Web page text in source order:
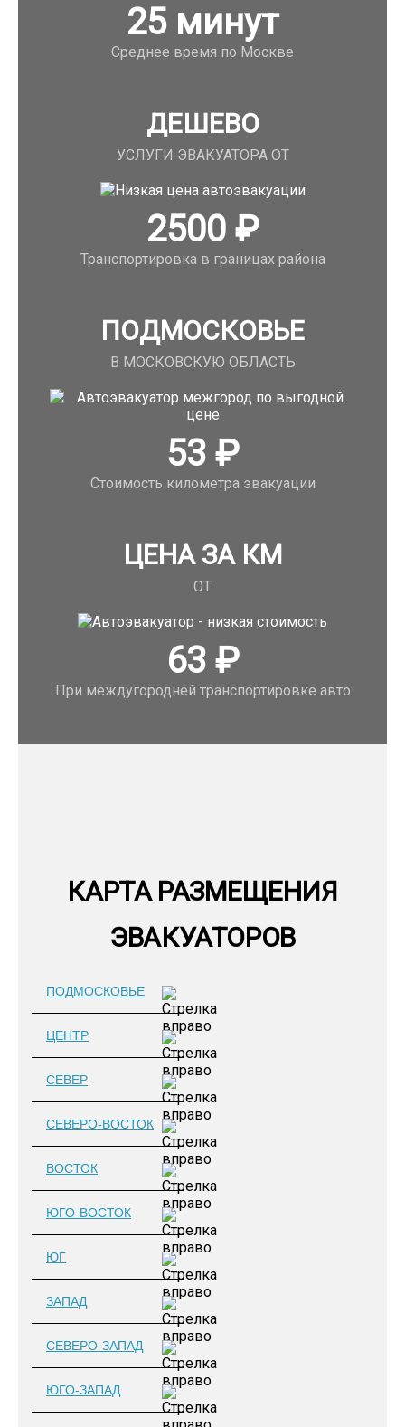
25минут
Среднее время по Москве
ДЕШЕВО
УСЛУГИ ЭВАКУАТОРА ОТ
2500₽
Транспортировка в границах района
ПОДМОСКОВЬЕ
В МОСКОВСКУЮ ОБЛАСТЬ
53₽
Стоимость километра эвакуации
ЦЕНА ЗА КМ
ОТ
63₽
При междугородней транспортировке авто
КАРТА РАЗМЕЩЕНИЯ
ЭВАКУАТОРОВ
ПОДМОСКОВЬЕ
ЦЕНТР
СЕВЕР
СЕВЕРО-ВОСТОК
ВОСТОК
ЮГО-ВОСТОК
ЮГ
ЗАПАД
СЕВЕРО-ЗАПАД
ЮГО-ЗАПАД